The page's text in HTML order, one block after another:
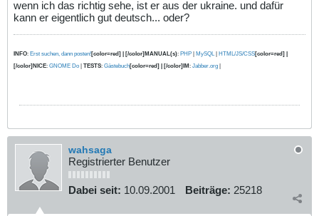
wenn ich das richtig sehe, ist er aus der ukraine. und dafür
kann er eigentlich gut deutsch... oder?
INFO: Erst suchen, dann posten![color=red] | [/color]MANUAL(s): PHP MySQL| HTML/JS/CSS[color=red] |
[/color]NICE: GNOME Do TESTS: Gästebuch[color=red] | [/color]IM : Jabber.org
wahsaga
Registrierter Benutzer
Dabei seit: 10.09.2001 Beiträge: 25218